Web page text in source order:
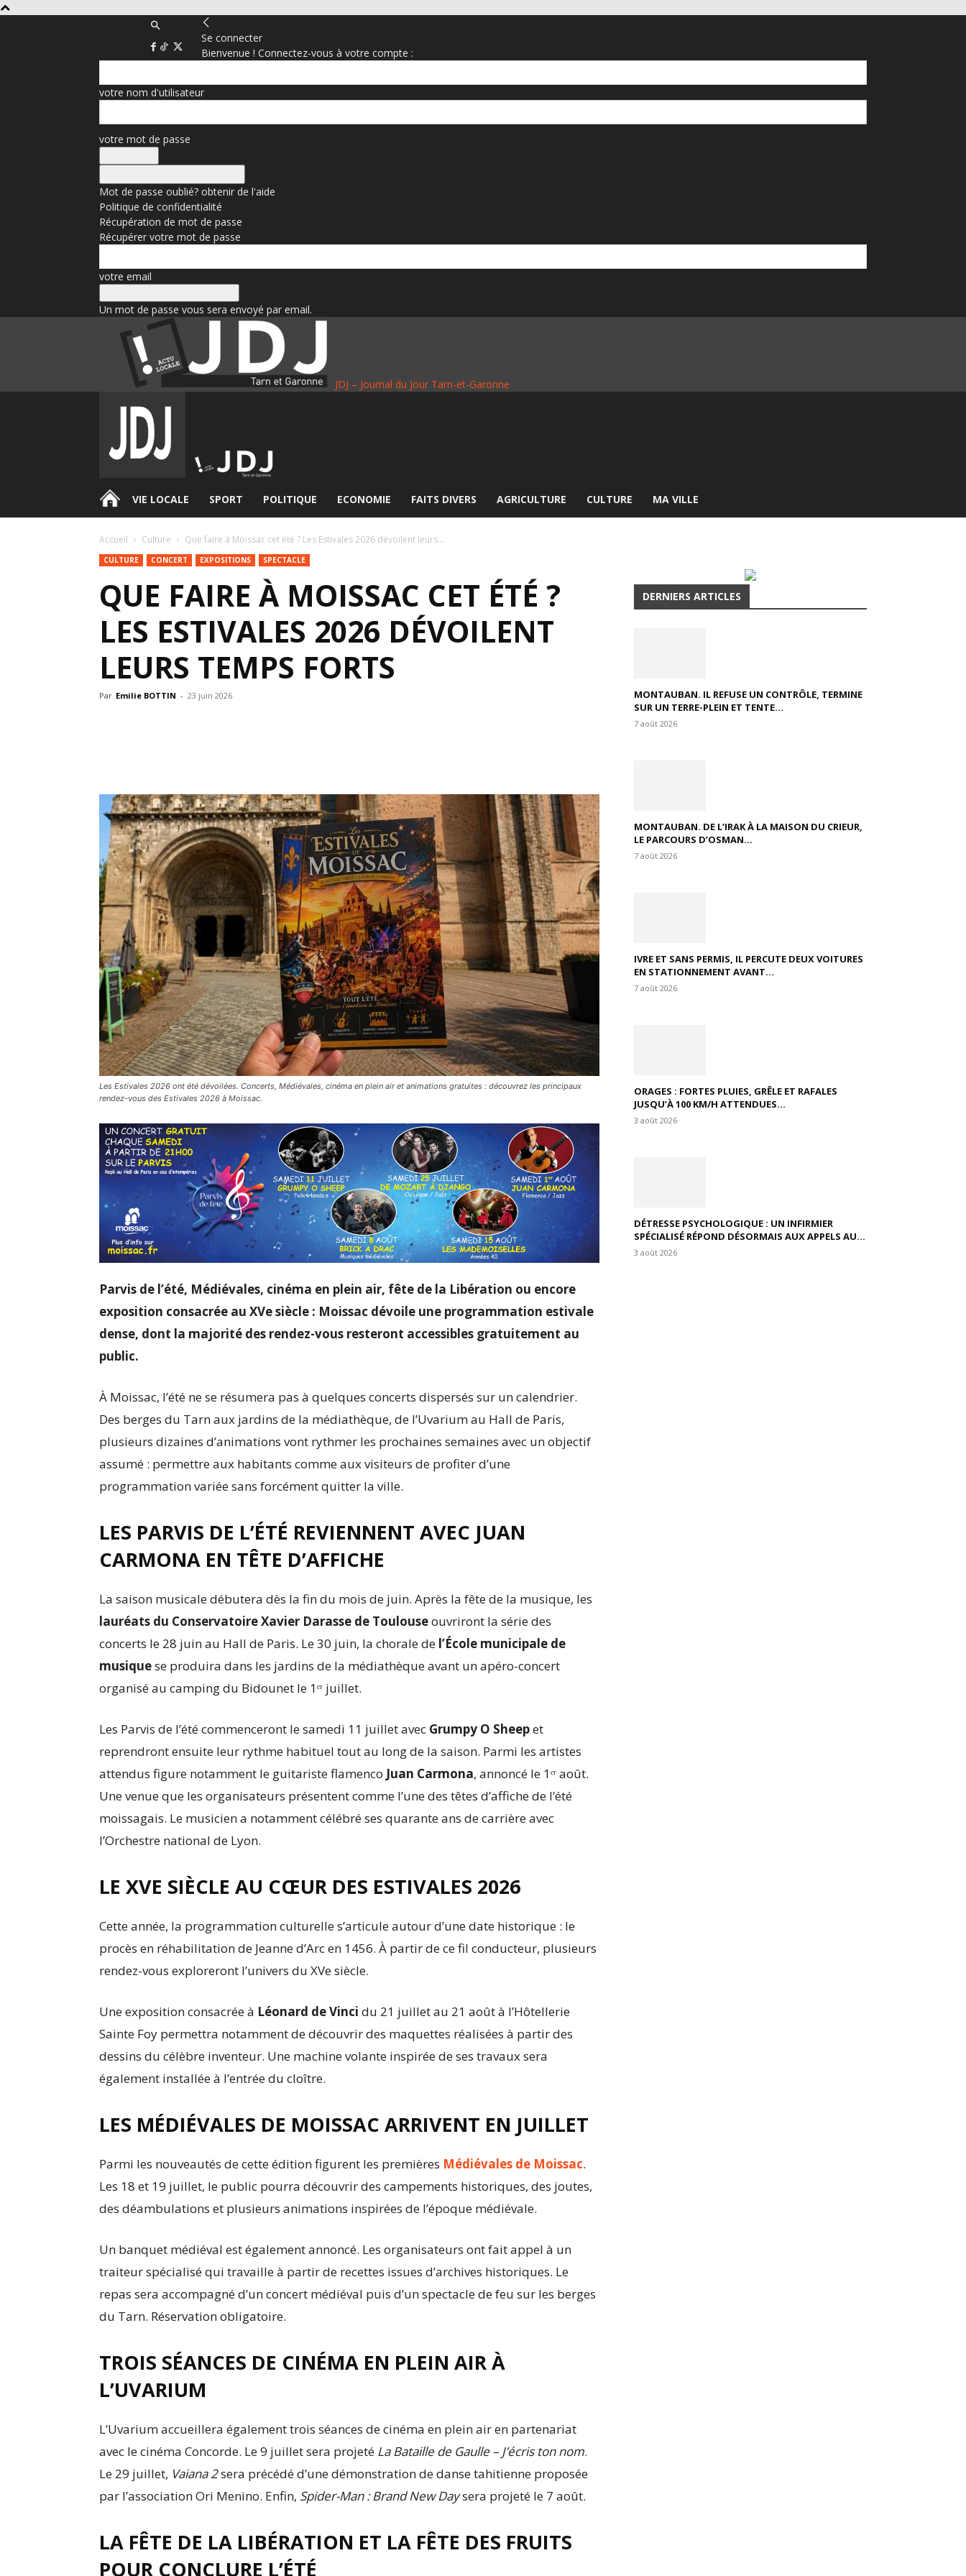
Se connecter
Bienvenue ! Connectez-vous à votre compte :
votre nom d'utilisateur
votre mot de passe
Mot de passe oublié? obtenir de l'aide
Politique de confidentialité
Récupération de mot de passe
Récupérer votre mot de passe
votre email
Un mot de passe vous sera envoyé par email.
JDJ – Journal du Jour Tarn-et-Garonne
. VIE LOCALE SPORT POLITIQUE ECONOMIE FAITS DIVERS AGRICULTURE CULTURE MA VILLE
Accueil Culture Que faire à Moissac cet été ? Les Estivales 2026 dévoilent leurs...
CULTURE CONCERT EXPOSITIONS SPECTACLE
QUE FAIRE À MOISSAC CET ÉTÉ ?
LES ESTIVALES 2026 DÉVOILENT
LEURS TEMPS FORTS
Par Emilie BOTTIN - 23 juin 2026
Les Estivales 2026 ont été dévoilées. Concerts, Médiévales, cinéma en plein air et animations gratuites : découvrez les principaux
rendez-vous des Estivales 2026 à Moissac.
Parvis de l’été, Médiévales, cinéma en plein air, fête de la Libération ou encore
exposition consacrée au XVe siècle : Moissac dévoile une programmation estivale
dense, dont la majorité des rendez-vous resteront accessibles gratuitement au
public.
À Moissac, l’été ne se résumera pas à quelques concerts dispersés sur un calendrier.
Des berges du Tarn aux jardins de la médiathèque, de l’Uvarium au Hall de Paris,
plusieurs dizaines d’animations vont rythmer les prochaines semaines avec un objectif
assumé : permettre aux habitants comme aux visiteurs de profiter d’une
programmation variée sans forcément quitter la ville.
LES PARVIS DE L’ÉTÉ REVIENNENT AVEC JUAN
CARMONA EN TÊTE D’AFFICHE
La saison musicale débutera dès la fin du mois de juin. Après la fête de la musique, les
lauréats du Conservatoire Xavier Darasse de Toulouseouvriront la série des
concerts le 28 juin au Hall de Paris. Le 30 juin, la chorale de l’École municipale de
musiquese produira dans les jardins de la médiathèque avant un apéro-concert
organisé au camping du Bidounet le 1ᵉʳ juillet.
Les Parvis de l’été commenceront le samedi 11 juillet avec Grumpy O Sheepet
reprendront ensuite leur rythme habituel tout au long de la saison. Parmi les artistes
attendus figure notamment le guitariste flamenco Juan Carmona, annoncé le 1ᵉʳ août.
Une venue que les organisateurs présentent comme l’une des têtes d’affiche de l’été
moissagais. Le musicien a notamment célébré ses quarante ans de carrière avec
l’Orchestre national de Lyon.
LE XVE SIÈCLE AU CŒUR DES ESTIVALES 2026
Cette année, la programmation culturelle s’articule autour d’une date historique : le
procès en réhabilitation de Jeanne d’Arc en 1456. À partir de ce fil conducteur, plusieurs
rendez-vous exploreront l’univers du XVe siècle.
Une exposition consacrée à Léonard de Vinci du 21 juillet au 21 août à l’Hôtellerie
Sainte Foy permettra notamment de découvrir des maquettes réalisées à partir des
dessins du célèbre inventeur. Une machine volante inspirée de ses travaux sera
également installée à l’entrée du cloître.
LES MÉDIÉVALES DE MOISSAC ARRIVENT EN JUILLET
Parmi les nouveautés de cette édition figurent les premières Médiévales de Moissac.
Les 18 et 19 juillet, le public pourra découvrir des campements historiques, des joutes,
des déambulations et plusieurs animations inspirées de l’époque médiévale.
Un banquet médiéval est également annoncé. Les organisateurs ont fait appel à un
traiteur spécialisé qui travaille à partir de recettes issues d’archives historiques. Le
repas sera accompagné d’un concert médiéval puis d’un spectacle de feu sur les berges
du Tarn. Réservation obligatoire.
TROIS SÉANCES DE CINÉMA EN PLEIN AIR À
L’UVARIUM
L’Uvarium accueillera également trois séances de cinéma en plein air en partenariat
avec le cinéma Concorde. Le 9 juillet sera projeté La Bataille de Gaulle – J’écris ton nom.
Le 29 juillet, Vaiana 2sera précédé d’une démonstration de danse tahitienne proposée
par l’association Ori Menino. Enfin, Spider-Man : Brand New Daysera projeté le 7 août.
LA FÊTE DE LA LIBÉRATION ET LA FÊTE DES FRUITS
POUR CONCLURE L’ÉTÉ
DERNIERS ARTICLES
MONTAUBAN. IL REFUSE UN CONTRÔLE, TERMINE
SUR UN TERRE-PLEIN ET TENTE...
7 août 2026
MONTAUBAN. DE L’IRAK À LA MAISON DU CRIEUR,
LE PARCOURS D’OSMAN...
7 août 2026
IVRE ET SANS PERMIS, IL PERCUTE DEUX VOITURES
EN STATIONNEMENT AVANT...
7 août 2026
ORAGES : FORTES PLUIES, GRÊLE ET RAFALES
JUSQU’À 100 KM/H ATTENDUES...
3 août 2026
DÉTRESSE PSYCHOLOGIQUE : UN INFIRMIER
SPÉCIALISÉ RÉPOND DÉSORMAIS AUX APPELS AU...
3 août 2026